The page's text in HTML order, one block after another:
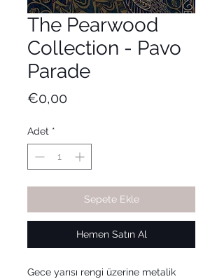
The Pearwood
Collection - Pavo
Parade
€0,00Fiyat
Adet *
Sepete Ekle
Hemen Satın Al
Gece yarısı rengi üzerine metalik